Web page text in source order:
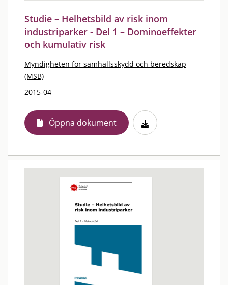
Studie – Helhetsbild av risk inom
industriparker - Del 1 – Dominoeffekter
och kumulativ risk
Myndigheten för samhällsskydd och beredskap
(MSB)
2015-04
Öppna dokument